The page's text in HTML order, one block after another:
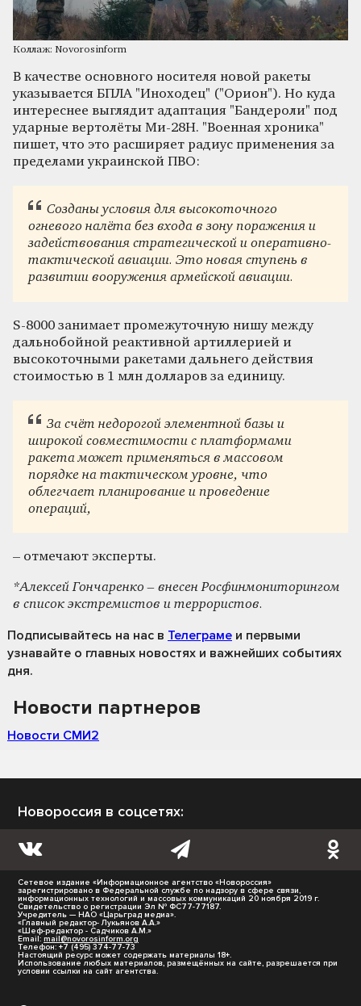
Коллаж: Novorosinform
В качестве основного носителя новой ракеты
указывается БПЛА "Иноходец" ("Орион"). Но куда
интереснее выглядит адаптация "Бандероли" под
ударные вертолёты Ми-28Н. "Военная хроника"
пишет, что это расширяет радиус применения за
пределами украинской ПВО:
Созданы условия для высокоточного
огневого налёта без входа в зону поражения и
задействования стратегической и оперативно-
тактической авиации. Это новая ступень в
развитии вооружения армейской авиации.
S-8000 занимает промежуточную нишу между
дальнобойной реактивной артиллерией и
высокоточными ракетами дальнего действия
стоимостью в 1 млн долларов за единицу.
За счёт недорогой элементной базы и
широкой совместимости с платформами
ракета может применяться в массовом
порядке на тактическом уровне, что
облегчает планирование и проведение
операций,
– отмечают эксперты.
*Алексей Гончаренко – внесен Росфинмониторингом
в список экстремистов и террористов.
Подписывайтесь на нас в Телеграме и первыми
узнавайте о главных новостях и важнейших событиях
дня.
Новости партнеров
Новости СМИ2
Новороссия в соцсетях:
Сетевое издание «Информационное агентство «Новороссия»
зарегистрировано в Федеральной службе по надзору в сфере связи,
информационных технологий и массовых коммуникаций 20 ноября 2019 г.
Свидетельство о регистрации Эл № ФС77-77187.
Учредитель — НАО «Царьград медиа».
«Главный редактор- Лукьянов А.А.»
«Шеф-редактор - Садчиков А.М.»
Email: mail@novorosinform.org
Телефон: +7 (495) 374-77-73
Настоящий ресурс может содержать материалы 18+.
Использование любых материалов, размещённых на сайте, разрешается при
условии ссылки на сайт агентства.